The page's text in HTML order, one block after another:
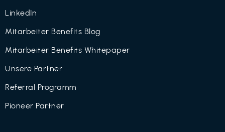
LinkedIn
Mitarbeiter Benefits Blog
Mitarbeiter Benefits Whitepaper
Unsere Partner
Referral Programm
Pioneer Partner